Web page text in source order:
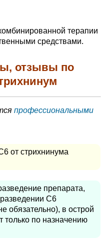
терапии
средствами.
отзывы по
профессиональными
от стрихнинума
препарата,
С6
обязательно), в острой
только по назначению